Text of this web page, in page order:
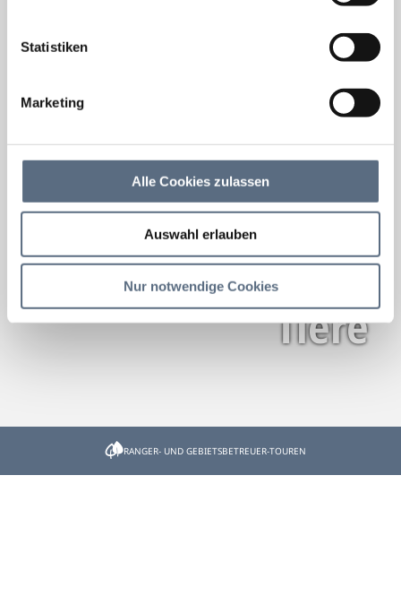
Statistiken
Marketing
Alle Cookies zulassen
Auswahl erlauben
Nur notwendige Cookies
Tiere
Tiere
RANGER- UND GEBIETSBETREUER-TOUREN